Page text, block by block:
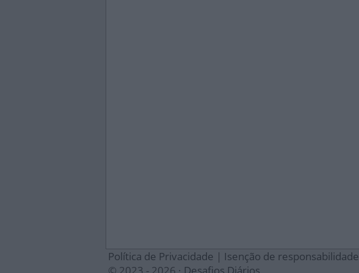
Política de Privacidade | Isenção de responsabilidade